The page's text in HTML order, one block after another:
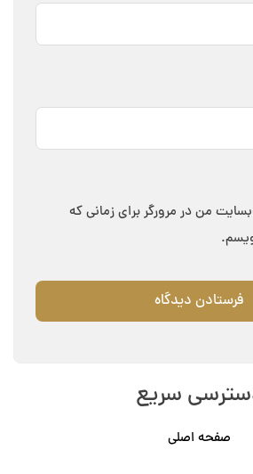
من در مرورگر برای زمانی که
سریع
صفحه اصلی